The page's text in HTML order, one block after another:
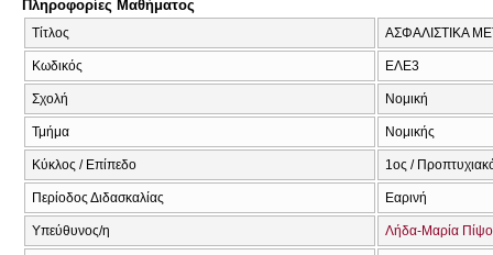
Πληροφορίες Μαθήματος
Τίτλος ΑΣΦΑΛΙΣΤΙΚΑ
Κωδικός ΕΛΕ3
Σχολή Νομική
Τμήμα Νομικής
Κύκλος / Επίπεδο 1ος /
Περίοδος Διδασκαλίας Εαρινή
Υπεύθυνος/η Λήδα-Μαρία